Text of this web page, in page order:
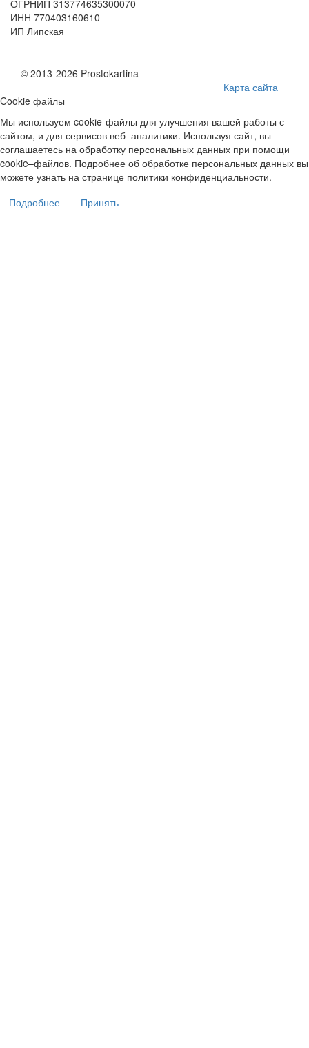
ОГРНИП 313774635300070
ИНН 770403160610
ИП Липская
© 2013-2026 Prostokartina
Карта сайта
Cookie файлы
Мы используем cookie-файлы для улучшения вашей работы с
сайтом, и для сервисов веб–аналитики. Используя сайт, вы
соглашаетесь на обработку персональных данных при помощи
cookie–файлов. Подробнее об обработке персональных данных вы
можете узнать на странице политики конфиденциальности.
Подробнее
Принять